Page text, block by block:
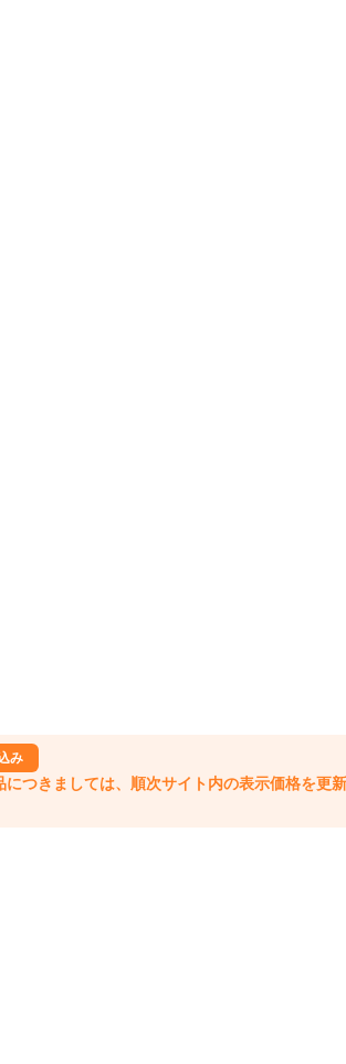
み
つきましては、順次サイト内の表示価格を更新